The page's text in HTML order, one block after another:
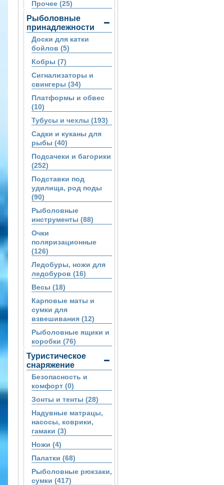
Прочее (25)
Рыболовные
принадлежности
Доски для катки
бойлов (5)
Кобры (7)
Сигнализаторы и
свингеры (34)
Платформы и обвес
(10)
Тубусы и чехлы (193)
Садки и куканы для
рыбы (40)
Подсачеки и багорики
(252)
Подставки под
удилища, род поды
(90)
Рыболовные
инструменты (88)
Очки
поляризационные
(126)
Ледобуры, ножи для
ледобуров (16)
Весы (18)
Карповые маты и
сумки для
взвешивания (12)
Рыболовные ящики и
коробки (76)
Туристическое
снаряжение
Безопасность и
комфорт (0)
Зонты и тенты (28)
Надувные матрацы,
насосы, коврики,
гамаки (3)
Ножи (4)
Палатки (68)
Рыболовные рюкзаки,
сумки (417)